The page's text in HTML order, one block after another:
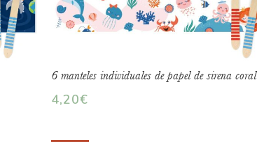
6 manteles individuales de papel de sirena coral
4,20€